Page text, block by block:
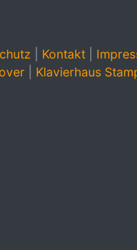
Kontakt|
Klavierhaus